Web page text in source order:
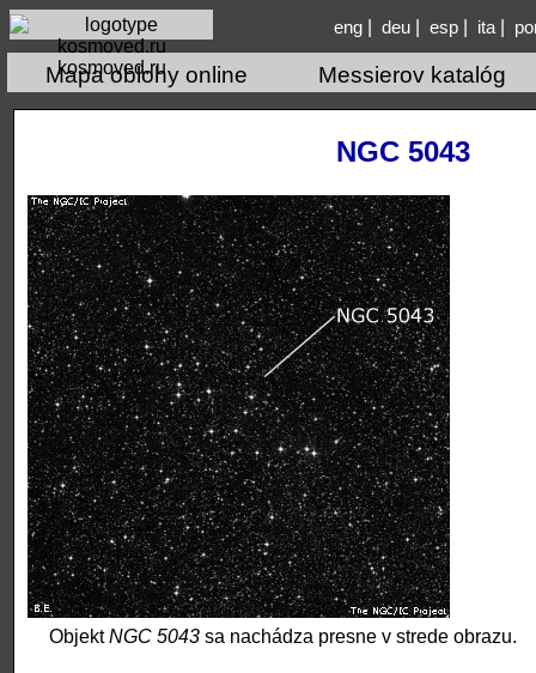
kosmoved.ru
eng| deu| esp| ita|
Mapa oblohy online Messierov katalóg
NGC 5043
ObjektNGC 5043sa nachádza presne v strede obrazu.